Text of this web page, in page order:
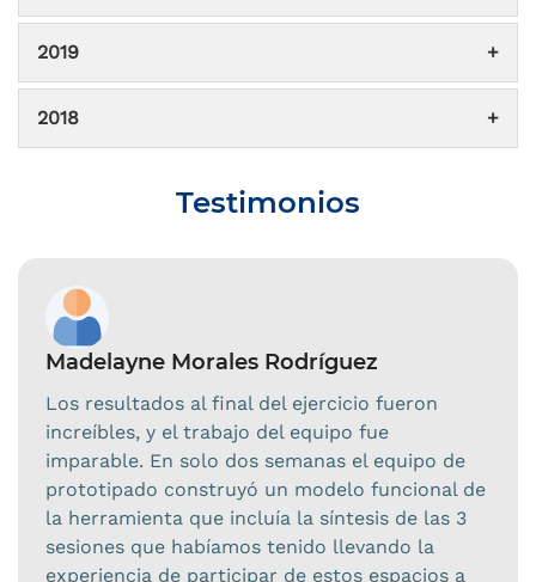
2019
2018
Testimonios
Madelayne Morales Rodríguez
Los resultados al final del ejercicio fueron
increíbles, y el trabajo del equipo fue
imparable. En solo dos semanas el equipo de
prototipado construyó un modelo funcional de
la herramienta que incluía la síntesis de las 3
sesiones que habíamos tenido llevando la
experiencia de participar de estos espacios a